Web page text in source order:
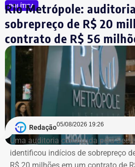
Agora candidato à reeleição na
Rio (Alerj) pelo PSD, Cozzolino
mil em bens. Entre os itens
estão dois registros classificados
“outros bens e direitos”, nos valores
97.555,75.
As declarações de bens são
candidatos à Justiça Eleitoral e
valores históricos de aquisição dos
necessariamente seus preços de
POLÍTICA
Rio Metrópole:
sobrepreço de R$ 20
contrato de R$ 56
Redação05/08/2026 19:26
Uma auditoria conduzida pela
identificou indícios de sobrepreço